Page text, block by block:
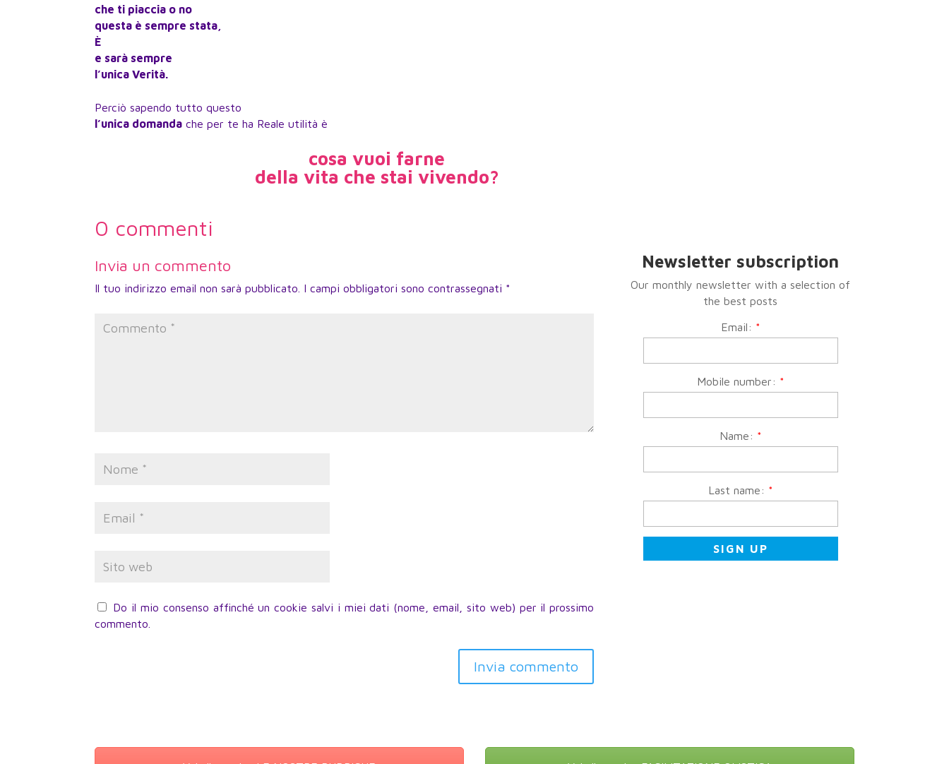
che ti piaccia o no
questa è sempre stata,
È
e sarà sempre
l’unica Verità.
Perciò sapendo tutto questo
l’unica domanda che per te ha Reale utilità è
cosa vuoi farne
della vita che stai vivendo?
0 commenti
Invia un commento
Il tuo indirizzo email non sarà pubblicato. I campi obbligatori sono contrassegnati *
Do il mio consenso affinché un cookie salvi i miei dati (nome, email, sito web) per il prossimo
commento.
Invia commento
Newsletter subscription
Our monthly newsletter with a selection of
the best posts
Email: *
Mobile number: *
Name: *
Last name: *